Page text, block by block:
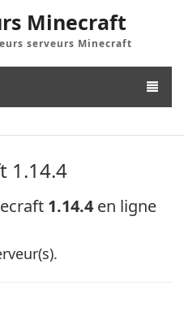
Minecraft
serveurs Minecraft
1.14.4
1.14.4 en ligne